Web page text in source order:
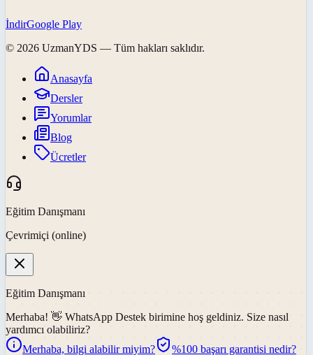
İndirGoogle Play
© 2026 UzmanYDS — Tüm hakları saklıdır.
Anasayfa
Dersler
Yorumlar
Blog
Ücretler
Eğitim Danışmanı
Çevrimiçi (online)
Eğitim Danışmanı
Merhaba! 👋 WhatsApp Destek birimine hoş geldiniz. Size nasıl
yardımcı olabiliriz?
Merhaba, bilgi alabilir miyim?
%100 başarı garantisi nedir?